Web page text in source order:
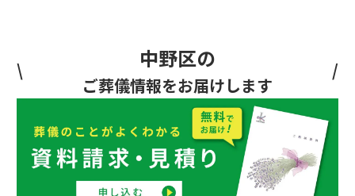
中野区の
ご葬儀情報をお届けします